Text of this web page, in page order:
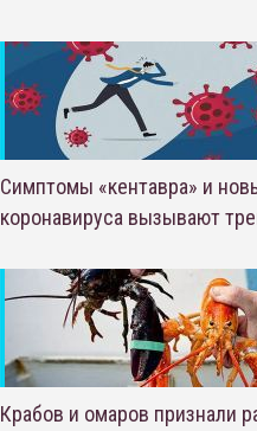
Симптомы «кентавра» и
коронавируса вызывают
Крабов и омаров признали